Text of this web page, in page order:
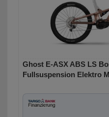
Ghost E-ASX ABS LS
Fullsuspension Elektro